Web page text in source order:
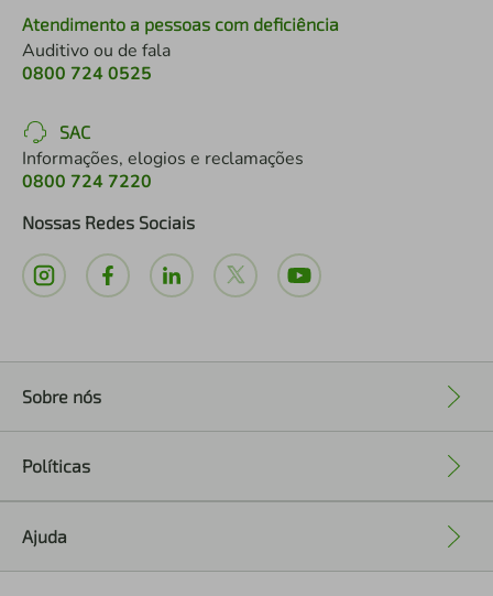
Atendimento a pessoas com deficiência
Auditivo ou de fala
0800 724 0525
SAC
Informações, elogios e reclamações
0800 724 7220
Nossas Redes Sociais
Sobre nós
Políticas
Ajuda